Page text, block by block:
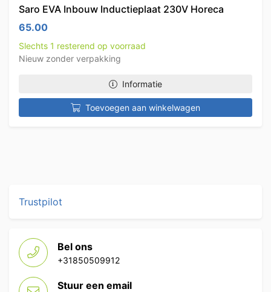
Saro EVA Inbouw Inductieplaat 230V Horeca
65.00
Slechts 1 resterend op voorraad
Nieuw zonder verpakking
Informatie
Toevoegen aan winkelwagen
Trustpilot
Bel ons
+31850509912
Stuur een email